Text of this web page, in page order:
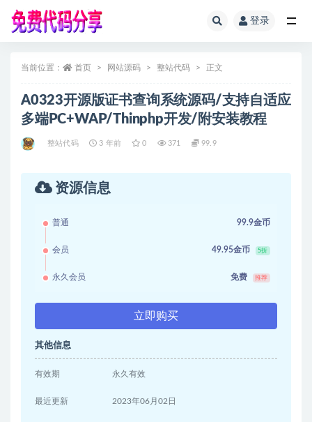
登录
当前位置： 首页 网站源码 整站代码 正文
A0323开源版证书查询系统源码/支持自适应
多端PC+WAP/Thinphp开发/附安装教程
整站代码 3 年前 0 371 99.9
资源信息
普通 99.9金币
会员 49.95金币 5折
永久会员 免费 推荐
立即购买
其他信息
有效期 永久有效
最近更新 2023年06月02日